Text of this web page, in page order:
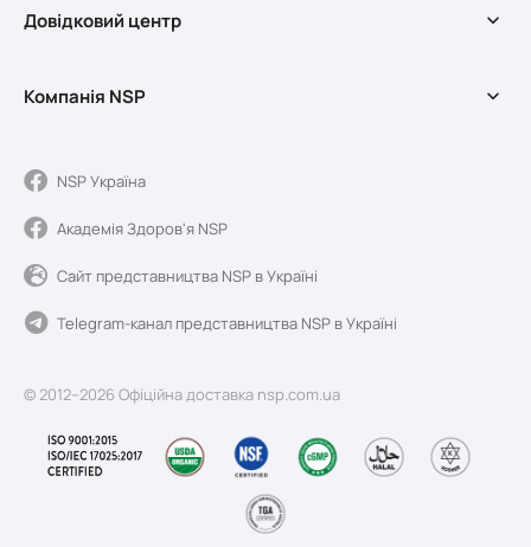
Оздоровчі програми
Мерч
Довідковий центр
Довідковий центр
Умови використання сайту
Компанія NSP
Про компанію NSP
Новини Sunshine
Блог
Контакти
NSP Україна
Академія Здоров'я NSP
Сайт представництва NSP в Україні
Telegram-канал представництва NSP в Україні
© 2012–2026 Офіційна доставка nsp.com.ua